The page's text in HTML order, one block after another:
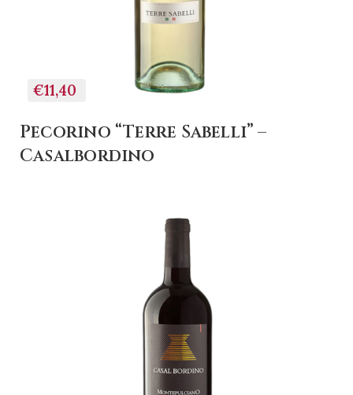
€11,40
Pecorino “Terre Sabelli” –
Casalbordino
+ AGGIUNGI AL
CARRELLO